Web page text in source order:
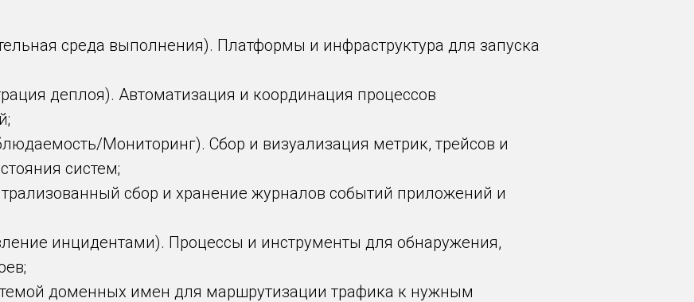
среда выполнения). Платформы и инфраструктура для запуска
деплоя). Автоматизация и координация процессов
Мониторинг). Сбор и визуализация метрик, трейсов и
систем;
сбор и хранение журналов событий приложений и
инцидентами). Процессы и инструменты для обнаружения,
доменных имен для маршрутизации трафика к нужным